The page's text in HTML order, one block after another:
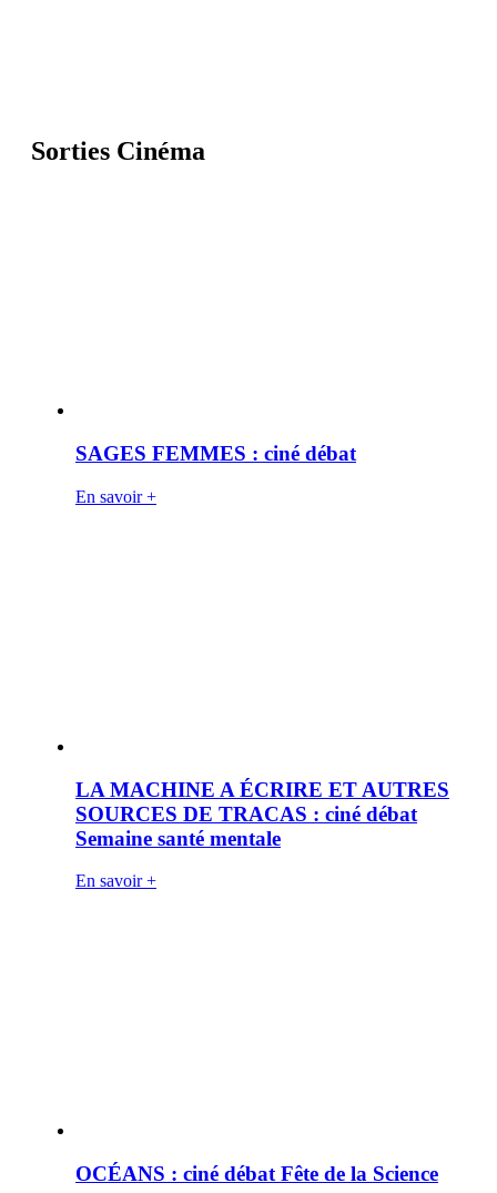
Sorties Cinéma
SAGES FEMMES : ciné débat
En savoir +
LA MACHINE A ÉCRIRE ET AUTRES
SOURCES DE TRACAS : ciné débat
Semaine santé mentale
En savoir +
OCÉANS : ciné débat Fête de la Science